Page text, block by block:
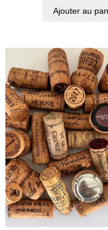
Ajouter au